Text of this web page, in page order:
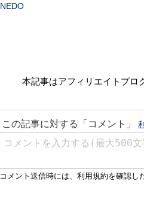
NEDO
本記事はアフィリエイトプロ